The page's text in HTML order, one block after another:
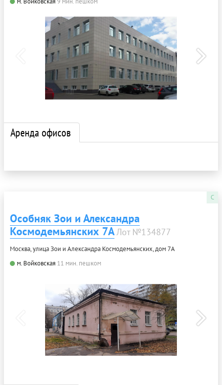
Аренда офисов
C
Особняк Зои и Александра
Космодемьянских 7АЛот №134877
Москва, улица Зои и Александра Космодемьянских, дом 7А
м. Войковская 11 мин. пешком